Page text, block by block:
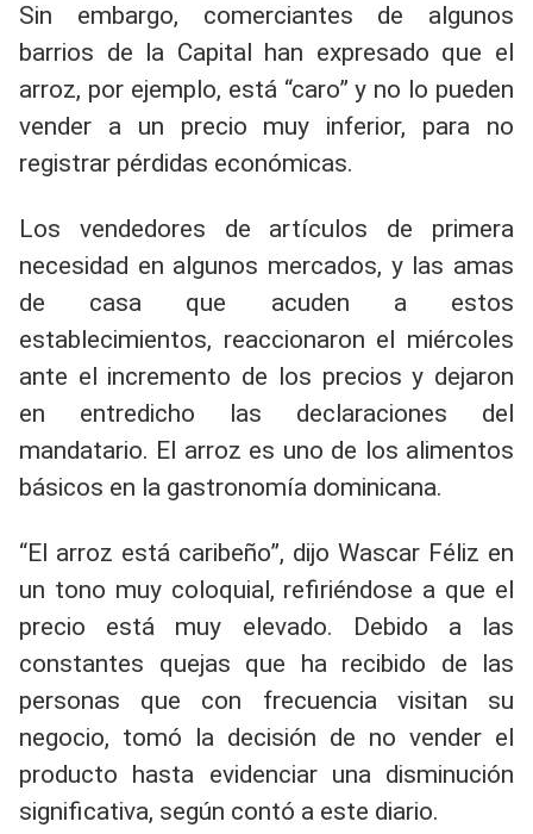
Sin embargo, comerciantes de algunos
barrios de la Capital han expresado que el
arroz, por ejemplo, está “caro” y no lo pueden
vender a un precio muy inferior, para no
registrar pérdidas económicas.
Los vendedores de artículos de primera
necesidad en algunos mercados, y las amas
de casa que acuden a estos
establecimientos, reaccionaron el miércoles
ante el incremento de los precios y dejaron
en entredicho las declaraciones del
mandatario. El arroz es uno de los alimentos
básicos en la gastronomía dominicana.
“El arroz está caribeño”, dijo Wascar Féliz en
un tono muy coloquial, refiriéndose a que el
precio está muy elevado. Debido a las
constantes quejas que ha recibido de las
personas que con frecuencia visitan su
negocio, tomó la decisión de no vender el
producto hasta evidenciar una disminución
significativa, según contó a este diario.